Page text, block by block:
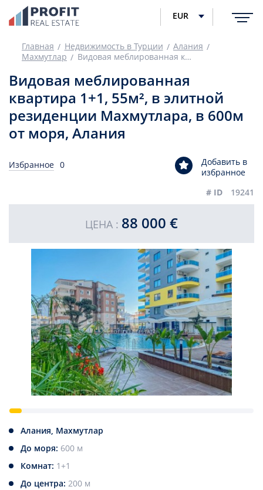
EUR
Главная Недвижимость в Турции
Алания
Махмутлар
Видовая меблированная квартира 1+1, 55м², в элитной резиденции Махмутлара, в 600м от моря, Алания
Видовая меблированная
квартира 1+1, 55м², в элитной
резиденции Махмутлара, в 600м
от моря, Алания
Избранное 0
Добавить в
избранное
# ID
19241
ЦЕНА : 88 000 €
Алания, Махмутлар
До моря: 600 м
Комнат: 1+1
До центра: 200 м